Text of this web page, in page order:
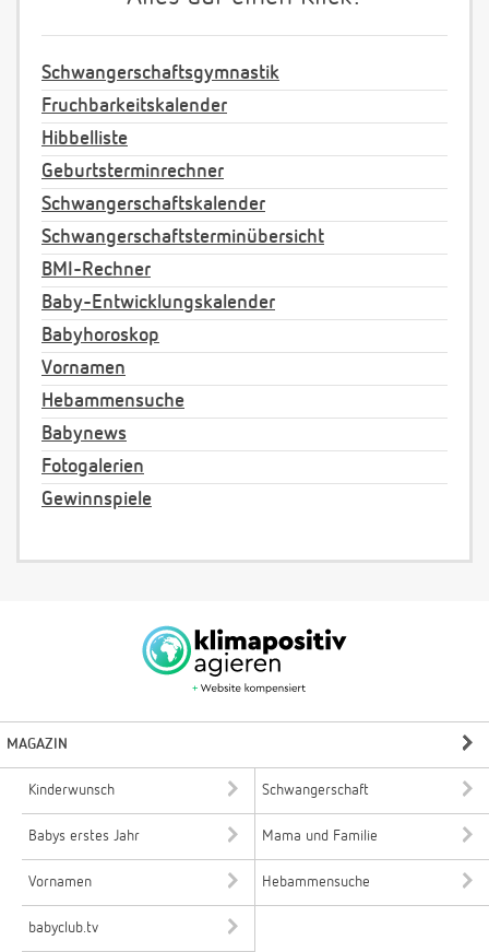
Schwangerschaftsgymnastik
Fruchbarkeitskalender
Hibbelliste
Geburtsterminrechner
Schwangerschaftskalender
Schwangerschaftsterminübersicht
BMI-Rechner
Baby-Entwicklungskalender
Babyhoroskop
Vornamen
Hebammensuche
Babynews
Fotogalerien
Gewinnspiele
MAGAZIN
Kinderwunsch Schwangerschaft
Babys erstes Jahr Mama und Familie
Vornamen Hebammensuche
babyclub.tv